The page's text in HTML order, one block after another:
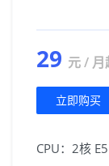
29 元 / 月
立即购买
CPU：2核